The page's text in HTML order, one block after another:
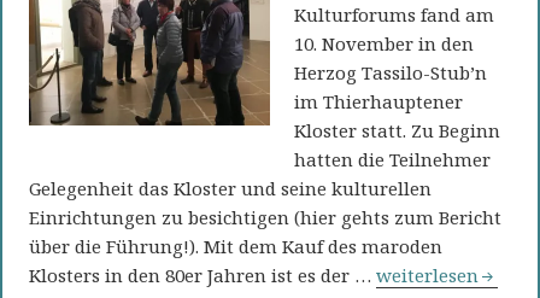
Kulturforums fand am
10. November in den
Herzog Tassilo-Stub’n
im Thierhauptener
Kloster statt. Zu Beginn
hatten die Teilnehmer
Gelegenheit das Kloster und seine kulturellen
Einrichtungen zu besichtigen (hier gehts zum Bericht
über die Führung!). Mit dem Kauf des maroden
Klosters in den 80er Jahren ist es der …Herbsttreffen des
weiterlesen